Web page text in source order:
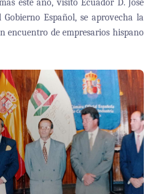
este año, visitó Ecuador D. José
Español, se aprovecha la
encuentro de empresarios hispano